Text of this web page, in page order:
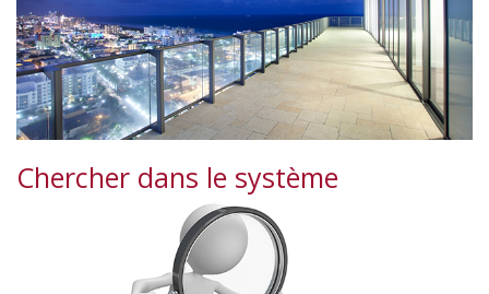
Chercher dans le système